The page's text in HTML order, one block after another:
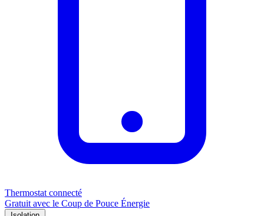
Thermostat connecté
Gratuit avec le Coup de Pouce Énergie